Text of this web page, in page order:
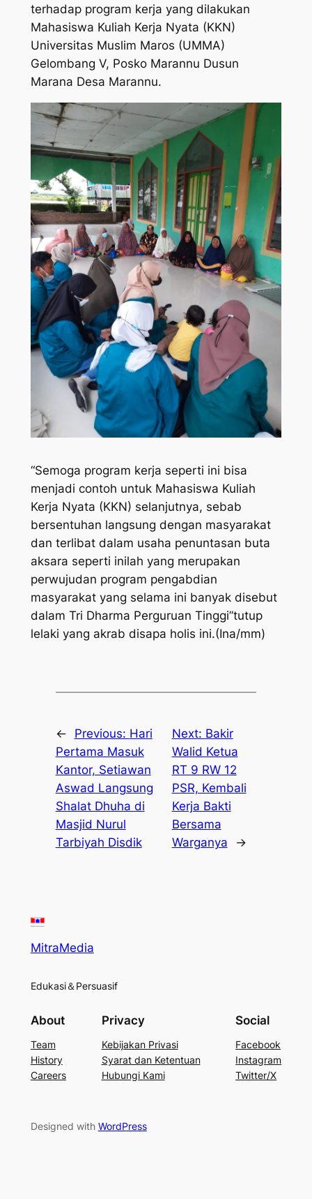
terhadap program kerja yang dilakukan
Mahasiswa Kuliah Kerja Nyata (KKN)
Universitas Muslim Maros (UMMA)
Gelombang V, Posko Marannu Dusun
Marana Desa Marannu.
“Semoga program kerja seperti ini bisa
menjadi contoh untuk Mahasiswa Kuliah
Kerja Nyata (KKN) selanjutnya, sebab
bersentuhan langsung dengan masyarakat
dan terlibat dalam usaha penuntasan buta
aksara seperti inilah yang merupakan
perwujudan program pengabdian
masyarakat yang selama ini banyak disebut
dalam Tri Dharma Perguruan Tinggi”tutup
lelaki yang akrab disapa holis ini.(Ina/mm)
← Previous: Hari
Pertama Masuk
Kantor, Setiawan
Aswad Langsung
Shalat Dhuha di
Masjid Nurul
Tarbiyah Disdik
Next: Bakir
Walid Ketua
RT 9 RW 12
PSR, Kembali
Kerja Bakti
Bersama
Warganya
→
MitraMedia
Edukasi＆Persuasif
About
Team
History
Careers
Privacy
Kebijakan Privasi
Syarat dan Ketentuan
Hubungi Kami
Social
Facebook
Instagram
Twitter/X
Designed with WordPress